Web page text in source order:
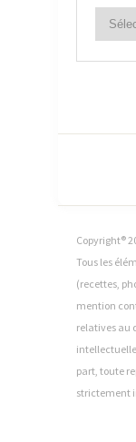
Copyright®
Tous les
(recettes,
mention
relatives au
part, toute
strictement